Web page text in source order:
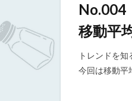
No.004
移動平
トレンドを
今回は移動